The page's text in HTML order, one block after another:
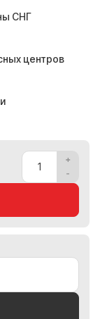
СНГ
центров